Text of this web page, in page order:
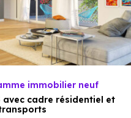
immobilier neuf
avec cadre résidentiel et